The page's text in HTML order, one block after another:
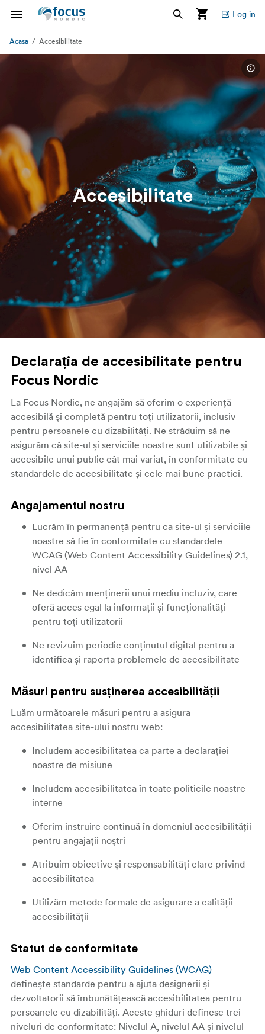
Log in
Acasa Accesibilitate
Accesibilitate
Declarația de accesibilitate pentru
Focus Nordic
La Focus Nordic, ne angajăm să oferim o experiență
accesibilă și completă pentru toți utilizatorii, inclusiv
pentru persoanele cu dizabilități. Ne străduim să ne
asigurăm că site-ul și serviciile noastre sunt utilizabile și
accesibile unui public cât mai variat, în conformitate cu
standardele de accesibilitate și cele mai bune practici.
Angajamentul nostru
Lucrăm în permanență pentru ca site-ul și serviciile
noastre să fie în conformitate cu standardele
WCAG (Web Content Accessibility Guidelines) 2.1,
nivel AA
Ne dedicăm menținerii unui mediu incluziv, care
oferă acces egal la informații și funcționalități
pentru toți utilizatorii
Ne revizuim periodic conținutul digital pentru a
identifica și raporta problemele de accesibilitate
Măsuri pentru susținerea accesibilității
Luăm următoarele măsuri pentru a asigura
accesibilitatea site-ului nostru web:
Includem accesibilitatea ca parte a declarației
noastre de misiune
Includem accesibilitatea în toate politicile noastre
interne
Oferim instruire continuă în domeniul accesibilității
pentru angajații noștri
Atribuim obiective și responsabilități clare privind
accesibilitatea
Utilizăm metode formale de asigurare a calității
accesibilității
Statut de conformitate
Web Content Accessibility Guidelines (WCAG)
definește standarde pentru a ajuta designerii și
dezvoltatorii să îmbunătățească accesibilitatea pentru
persoanele cu dizabilități. Aceste ghiduri definesc trei
niveluri de conformitate: Nivelul A, nivelul AA și nivelul